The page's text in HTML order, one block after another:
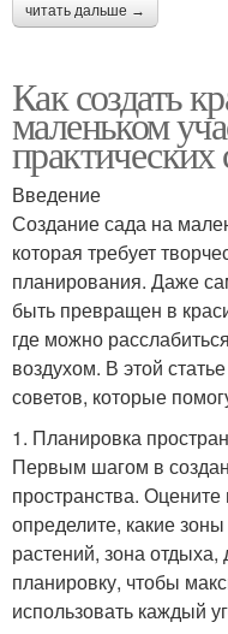
читать дальше →
Как создать
маленьком
практических
Введение
Создание сада на
которая требует
планирования. Даже
быть превращен в
где можно
воздухом. В этой
советов, которые
1. Планировка
Первым шагом в
пространства.
определите, какие
растений, зона
планировку, чтобы
использовать каждый